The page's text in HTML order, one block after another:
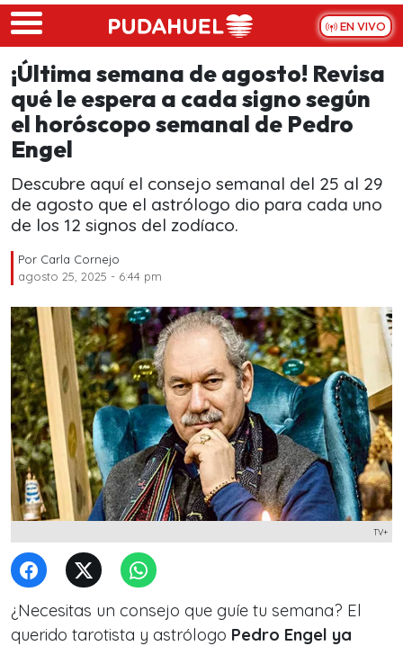
Skip to main content
EN VIVO
¡Última semana de agosto! Revisa
qué le espera a cada signo según
el horóscopo semanal de Pedro
Engel
Descubre aquí el consejo semanal del 25 al 29
de agosto que el astrólogo dio para cada uno
de los 12 signos del zodíaco.
Por Carla Cornejo
agosto 25, 2025 - 6:44 pm
TV+
¿Necesitas un consejo que guíe tu semana? El
querido tarotista y astrólogo Pedro Engel ya